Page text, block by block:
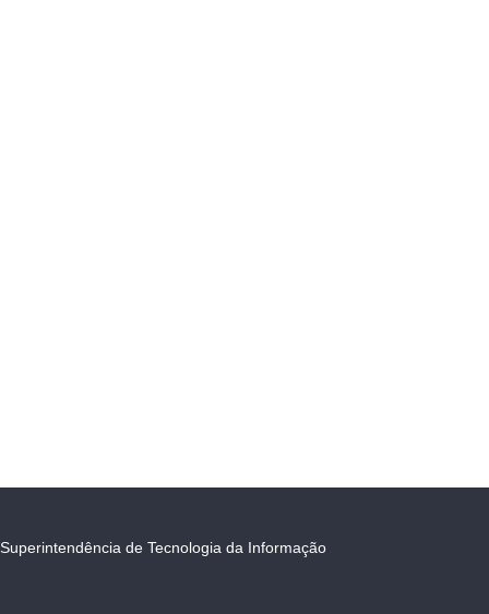
Superintendência de Tecnologia da Informação